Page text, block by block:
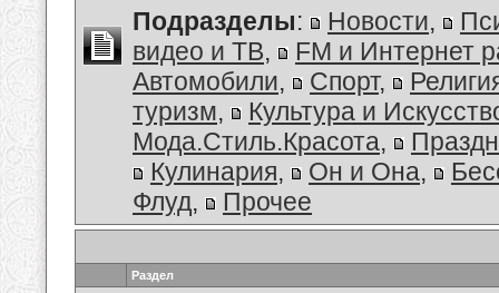
Подразделы: Новости,
видео и ТВ,
FM и Интернет
Автомобили, Спорт,
туризм,
Культура и
Мода.Стиль.Красота,
Кулинария, Он и Она,
Флуд, Прочее
Раздел